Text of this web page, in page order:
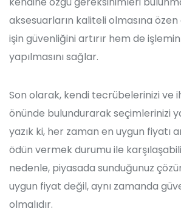
aksesuarların kaliteli olmasına
işin güvenliğini artırır hem de
yapılmasını sağlar.
Son olarak, kendi tecrübelerinizi ve
önünde bulundurarak seçimlerinizi
yazık ki, her zaman en uygun fiyatı
ödün vermek durumu ile
nedenle, piyasada sunduğunuz
uygun fiyat değil, aynı zamanda
olmalıdır.